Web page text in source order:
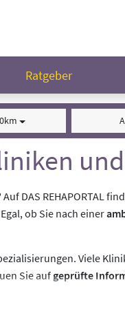
Ratgeber
DAS REHAPORTAL
ob Sie nach einer
Viele
Sie auf geprüfte